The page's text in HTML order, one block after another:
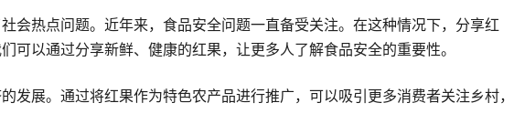
会热点问题。近年来，食品安全问题一直备受关注。在这种情况下，分享红
可以通过分享新鲜、健康的红果，让更多人了解食品安全的重要性。
发展。通过将红果作为特色农产品进行推广，可以吸引更多消费者关注乡村，